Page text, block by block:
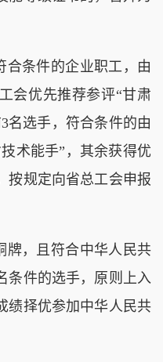
条件的企业职工，由
会优先推荐参评“甘肃
名选手，符合条件的由
术能手”，其余获得优
按规定向省总工会申报
，且符合中华人民共
条件的选手，原则上入
绩择优参加中华人民共